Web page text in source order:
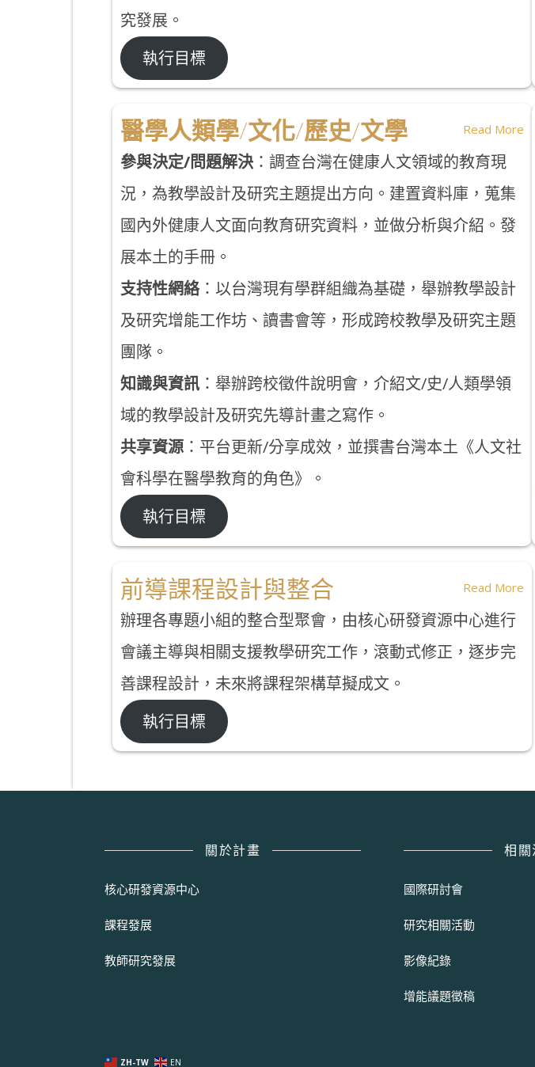
究發展。
執行目標
醫學人類學/文化/歷史/文學 Read More
參與決定/問題解決 ：調查台灣在健康人文領域的教育現
況，為教學設計及研究主題提出方向。建置資料庫，蒐集
國內外健康人文面向教育研究資料，並做分析與介紹。發
展本土的手冊。
支持性網絡：以台灣現有學群組織為基礎，舉辦教學設計
及研究增能工作坊、讀書會等，形成跨校教學及研究主題
團隊。
知識與資訊 ：舉辦跨校徵件說明會，介紹文/史/人類學領
域的教學設計及研究先導計畫之寫作。
共享資源 ：平台更新/分享成效，並撰書台灣本土《人文社
會科學在醫學教育的角色》。
執行目標
前導課程設計與整合 Read More
辦理各專題小組的整合型聚會，由核心研發資源中心進行
會議主導與相關支援教學研究工作，滾動式修正，逐步完
善課程設計，未來將課程架構草擬成文。
執行目標
關於計畫
核心研發資源中心
課程發展
教師研究發展
相關
國際研討會
研究相關活動
影像紀錄
增能議題徵稿
ZH-TW EN